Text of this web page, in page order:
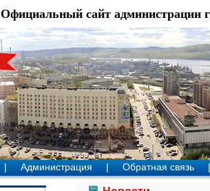
Официальный сайт администрации
| Администрация | Обратная связь |